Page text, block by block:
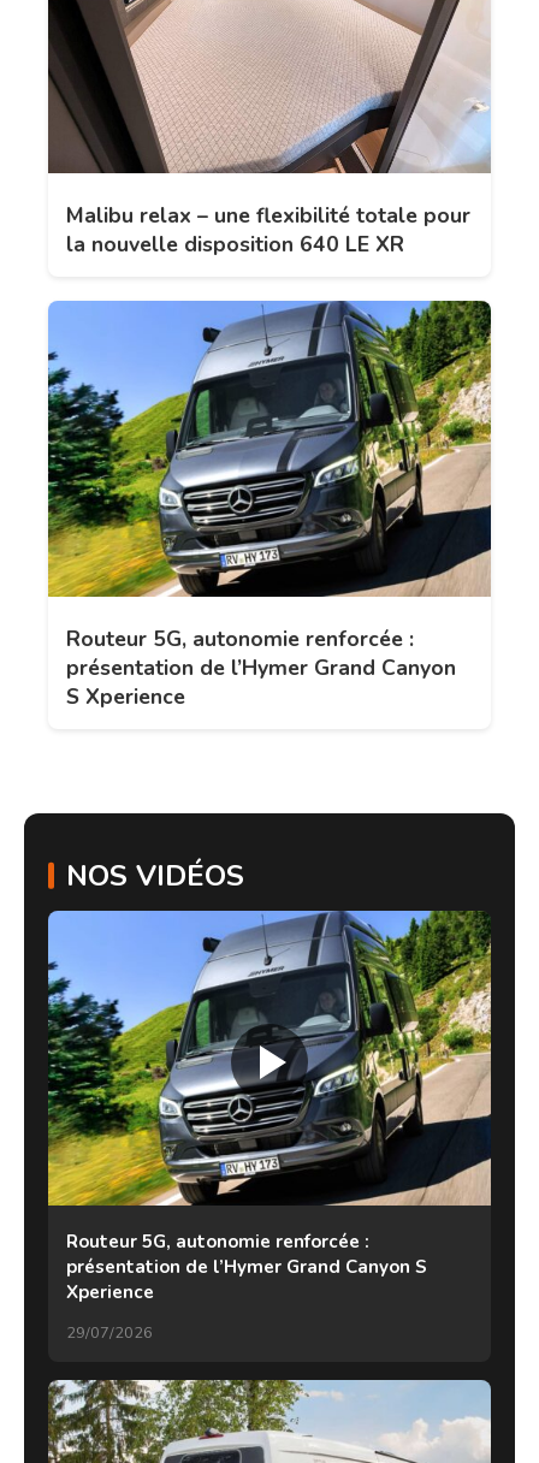
Malibu relax – une flexibilité totale pour
la nouvelle disposition 640 LE XR
Routeur 5G, autonomie renforcée :
présentation de l’Hymer Grand Canyon
S Xperience
NOS VIDÉOS
Routeur 5G, autonomie renforcée :
présentation de l’Hymer Grand Canyon S
Xperience
29/07/2026